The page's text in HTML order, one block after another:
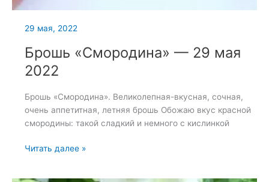
29 мая, 2022
Брошь «Смородина» — 29 мая
2022
Брошь «Смородина». Великолепная-вкусная, сочная,
очень аппетитная, летняя брошь Обожаю вкус красной
смородины: такой сладкий и немного с кислинкой
Брошь
Читать далее »